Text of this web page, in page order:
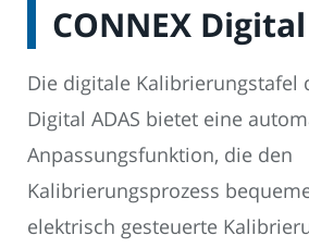
CONNEX
Die digitale Kalibrierungstafel
Digital ADAS bietet eine
Anpassungsfunktion, die den
Kalibrierungsprozess
elektrisch gesteuerte